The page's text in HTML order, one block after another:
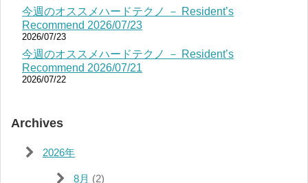
今週のオススメハードテクノ － Resident’s
Recommend 2026/07/23
2026/07/23
今週のオススメハードテクノ － Resident’s
Recommend 2026/07/21
2026/07/22
Archives
2026年
8月 (2)